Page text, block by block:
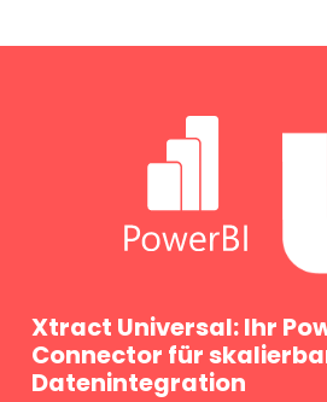
Xtract Universal: Ihr
Connector für
Datenintegration